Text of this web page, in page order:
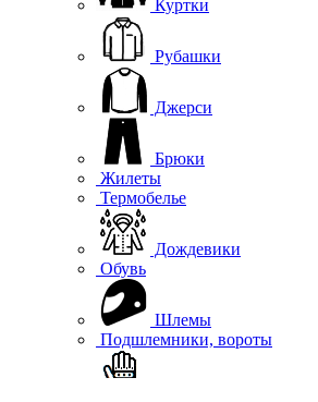
Куртки
Рубашки
Джерси
Брюки
Жилеты
Термобелье
Дождевики
Обувь
Шлемы
Подшлемники, вороты